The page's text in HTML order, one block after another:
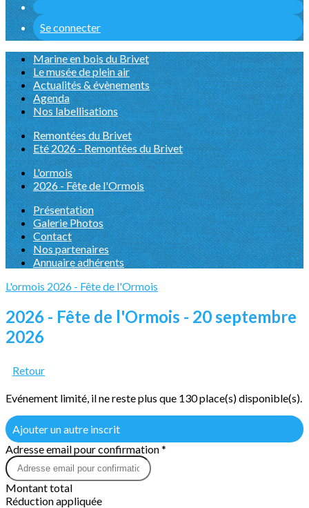
Se connecter
Marine en bois du Brivet
Le musée de plein air
Actualités & évènements
Agenda
Nos labellisations
Remontées du Brivet
Eté 2026 - Remontées du Brivet
L'ormois
2026 - Fête de l'Ormois
Présentation
Galerie Photos
Contact
Nos partenaires
Annuaire adhérents
L'ormois 2026 - Fête de l'Ormois
2026 - Fête de l'Ormois - 20 septembre
2026
Retour
Evénement limité, il ne reste plus que 130 place(s) disponible(s).
Ajouter un autre inscrit
Adresse email pour confirmation *
Montant total
Réduction appliquée